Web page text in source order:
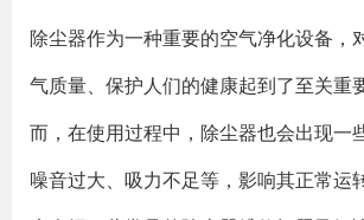
除尘器作为一种重要的空气净化设备，
气质量、保护人们的健康起到了至关重
而，在使用过程中，除尘器也会出现一
噪音过大、吸力不足等，影响其正常运